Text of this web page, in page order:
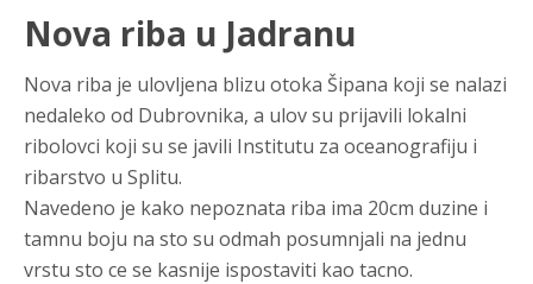
Nova riba u Jadranu
Nova riba je ulovljena blizu otoka Šipana koji se nalazi
nedaleko od Dubrovnika, a ulov su prijavili lokalni
ribolovci koji su se javili Institutu za oceanografiju i
ribarstvo u Splitu.
Navedeno je kako nepoznata riba ima 20cm duzine i
tamnu boju na sto su odmah posumnjali na jednu
vrstu sto ce se kasnije ispostaviti kao tacno.